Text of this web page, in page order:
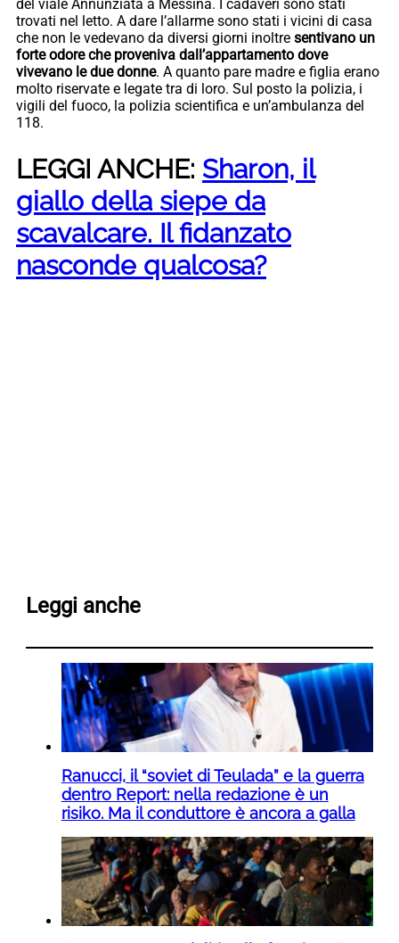
del viale Annunziata a Messina. I cadaveri sono stati
trovati nel letto. A dare l’allarme sono stati i vicini di casa
che non le vedevano da diversi giorni inoltre sentivano un
forte odore che proveniva dall’appartamento dove
vivevano le due donne. A quanto pare madre e figlia erano
molto riservate e legate tra di loro. Sul posto la polizia, i
vigili del fuoco, la polizia scientifica e un’ambulanza del
118.
LEGGI ANCHE: Sharon, il
giallo della siepe da
scavalcare. Il fidanzato
nasconde qualcosa?
Leggi anche
Ranucci, il “soviet di Teulada” e la guerra
dentro Report: nella redazione è un
risiko. Ma il conduttore è ancora a galla